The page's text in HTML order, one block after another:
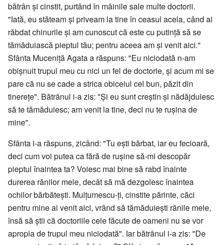
bătrân și cinstit, purtând în mâinile sale multe doctorii.
"Iată, eu stăteam și priveam la tine în ceasul acela, când ai
răbdat chinurile și am cunoscut că este cu putință să se
tămăduiască pieptul tău; pentru aceea am și venit aici."
Sfânta Muceniță Agata a răspuns: "Eu niciodată n-am
obișnuit trupul meu cu nici un fel de doctorie, și acum mi se
pare că nu se cade a strica obiceiul cel bun, păzit din
tinerețe". Bătrânul i-a zis: "Şi eu sunt creștin și nădăjduiesc
să te tămăduiesc; am venit la tine, deci nu te rușina de
mine".
Sfânta i-a răspuns, zicând: "Tu ești bărbat, iar eu fecioară,
deci cum voi putea ca fără de rușine să-mi descopăr
pieptul înaintea ta? Voiesc mai bine să rabd înainte
durerea rănilor mele, decât să mă dezgolesc înaintea
ochilor bărbătești. Mulțumescu-ți, cinstite părinte, căci
pentru mine ai venit aici, vrând să tămăduiești rănile mele,
însă să știi că doctoriile cele făcute de oameni nu se vor
apropia de trupul meu niciodată". Iar bătrânul i-a zis: "De